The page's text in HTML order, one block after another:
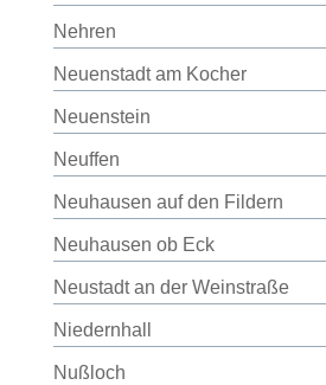
Nehren
Neuenstadt am Kocher
Neuenstein
Neuffen
Neuhausen auf den Fildern
Neuhausen ob Eck
Neustadt an der Weinstraße
Niedernhall
Nußloch